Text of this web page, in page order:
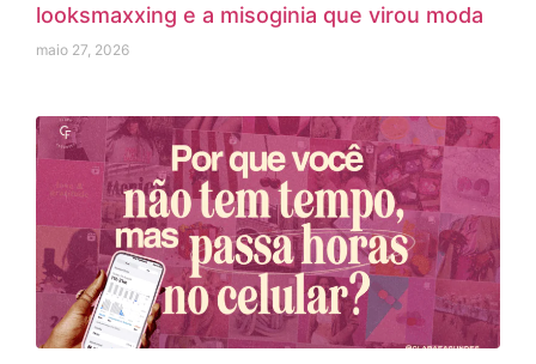
looksmaxxing e a misoginia que virou moda
maio 27, 2026